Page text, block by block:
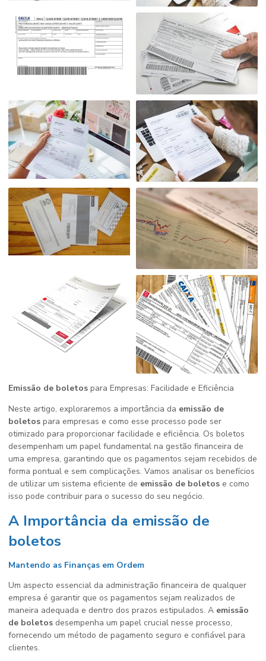
Emissão de boletos para Empresas: Facilidade e Eficiência
Neste artigo, exploraremos a importância da emissão de
boletos para empresas e como esse processo pode ser
otimizado para proporcionar facilidade e eficiência. Os boletos
desempenham um papel fundamental na gestão financeira de
uma empresa, garantindo que os pagamentos sejam recebidos de
forma pontual e sem complicações. Vamos analisar os benefícios
de utilizar um sistema eficiente de emissão de boletos e como
isso pode contribuir para o sucesso do seu negócio.
A Importância da emissão de
boletos
Mantendo as Finanças em Ordem
Um aspecto essencial da administração financeira de qualquer
empresa é garantir que os pagamentos sejam realizados de
maneira adequada e dentro dos prazos estipulados. A emissão
de boletos desempenha um papel crucial nesse processo,
fornecendo um método de pagamento seguro e confiável para
clientes.